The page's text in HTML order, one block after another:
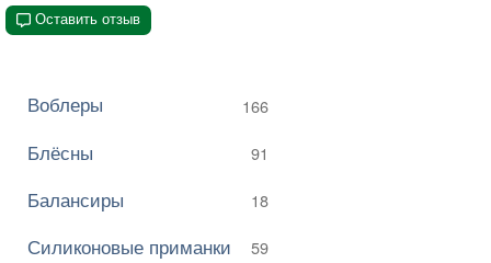
Оставить отзыв
Воблеры 166
Блёсны 91
Балансиры 18
Силиконовые приманки 59